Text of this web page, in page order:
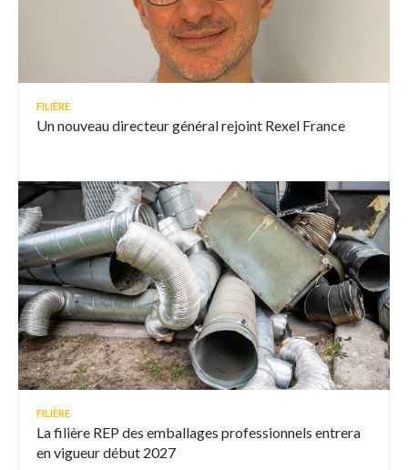
FILIÈRE
Un nouveau directeur général rejoint Rexel France
FILIÈRE
La filière REP des emballages professionnels entrera
en vigueur début 2027